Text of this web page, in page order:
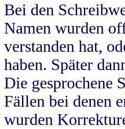
Bei den
Namen wurden
verstanden hat,
haben. Später
Die gesprochene
Fällen bei denen
wurden